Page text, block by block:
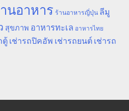
นอาหาร ร้านอาหารญี่ปุ่น ลีมู
สุขภาพ อาหารทะเล อาหารไทย
ตู้ เช่ารถปิคอัพ เช่ารถยนต์ เช่ารถ